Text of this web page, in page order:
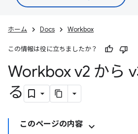
ホーム Docs Workbox
この情報は役に立ちましたか？
Workbox v2 から
る
このページの内容